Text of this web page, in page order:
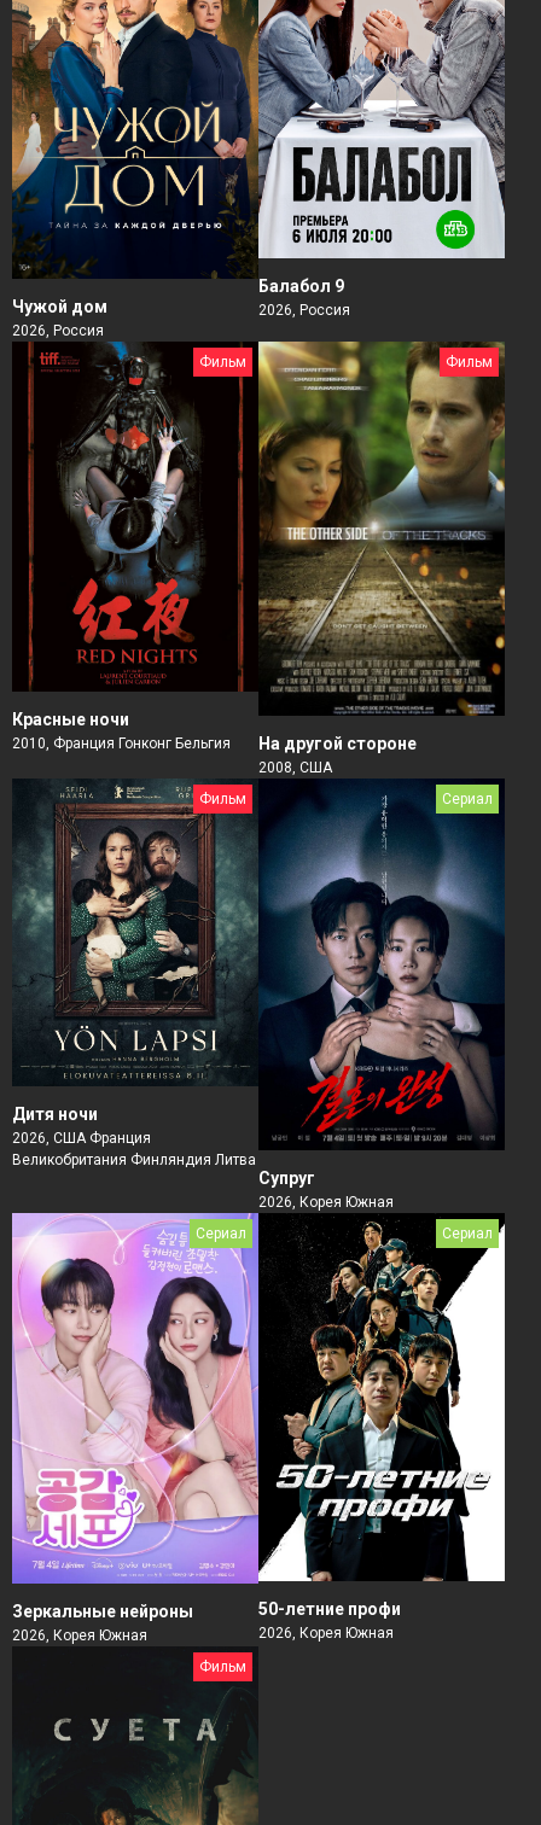
Чужой дом
2026, Россия
Балабол 9
2026, Россия
Фильм
Красные ночи
2010, Франция Гонконг Бельгия
Фильм
На другой стороне
2008, США
Фильм
Дитя ночи
2026, США Франция
Великобритания Финляндия Литва
Сериал
Супруг
2026, Корея Южная
Сериал
Зеркальные нейроны
2026, Корея Южная
Сериал
50-летние профи
2026, Корея Южная
Фильм